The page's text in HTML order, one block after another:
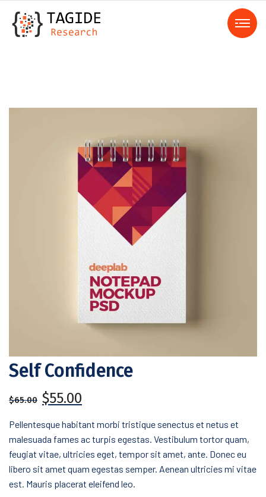
Self Confidence
$65.00 $55.00
Pellentesque habitant morbi tristique senectus et netus et
malesuada fames ac turpis egestas. Vestibulum tortor quam,
feugiat vitae, ultricies eget, tempor sit amet, ante. Donec eu
libero sit amet quam egestas semper. Aenean ultricies mi vitae
est. Mauris placerat eleifend leo.